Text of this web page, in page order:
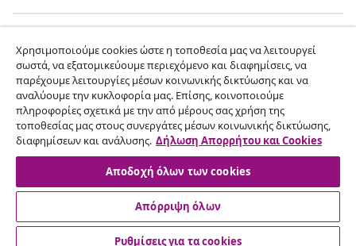
Ανακαλύψτε περισσότερα
© 2008-2026 vidaXL Ο ιστότοπος www.vidaxl.gr αποτελεί
ιδιοκτησία της vidaXL Marketplace International B.V.
Χρησιμοποιούμε cookies ώστε η τοποθεσία μας να λειτουργεί
σωστά, να εξατομικεύουμε περιεχόμενο και διαφημίσεις, να
παρέχουμε λειτουργίες μέσων κοινωνικής δικτύωσης και να
αναλύουμε την κυκλοφορία μας. Επίσης, κοινοποιούμε
πληροφορίες σχετικά με την από μέρους σας χρήση της
τοποθεσίας μας στους συνεργάτες μέσων κοινωνικής δικτύωσης,
διαφημίσεων και ανάλυσης. Δήλωση Απορρήτου και Cookies
Αποδοχή όλων των cookies
Απόρριψη όλων
Ρυθμίσεις για τα cookies